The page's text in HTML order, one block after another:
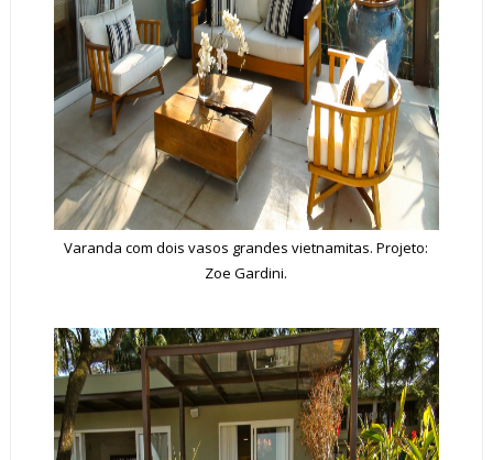
Varanda com dois vasos grandes vietnamitas. Projeto:
Zoe Gardini.